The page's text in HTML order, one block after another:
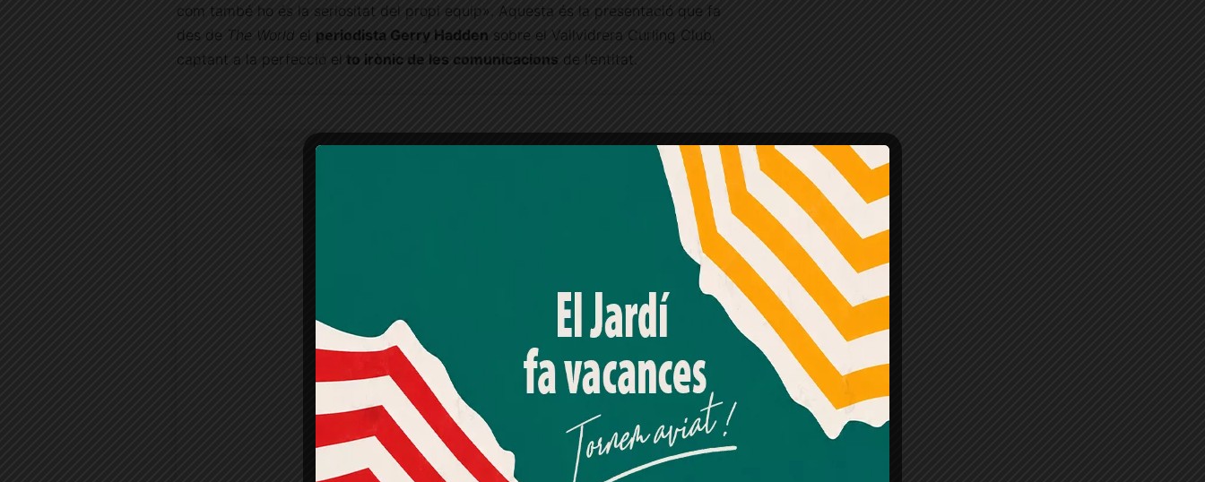
com també ho és la seriositat del propi equip». Aquesta és la presentació que fa
des de The World el periodista Gerry Hadden sobre el Vallvidrera Curling Club,
captant a la perfecció el
to irònic de les comunicacions de l’entitat.
View this post on Instagram
Amb el seu acord, nosaltres fem servir galetes o
tecnologies similars per emmagatzemar, accedir i
processar dades personals com la seva visita a aquest lloc
web. Pot retirar el seu consentiment o oposar-se al
processament de dades basat en interessos legítims en
qualsevol moment fent clic a "Ajustos de cookies" o a la
nostra Política de privacitat en aquest lloc web. Si cliques
"acceptar" dones el teu consentiment
Més informació Acceptar Rebutjar tot
Quan l’usuari crea un compte al Diari el Jardí, dona el seu
consentiment explícit per rebre comunicacions
informatives relacionades amb el servei. Aquest